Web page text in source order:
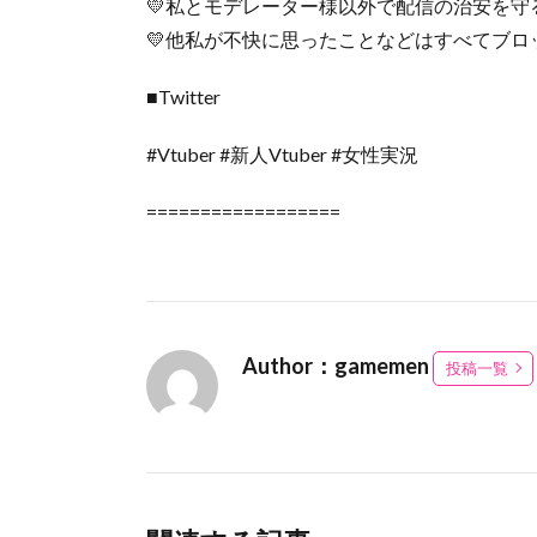
💛私とモデレーター様以外で配信の治安を
💛他私が不快に思ったことなどはすべてブ
■Twitter
#Vtuber #新人Vtuber #女性実況
==================
Author：gamemen 投稿一覧